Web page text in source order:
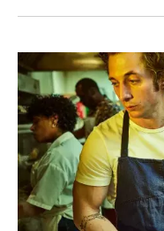
NEWSLETTER